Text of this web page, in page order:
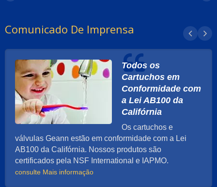
Comunicado De Imprensa
Todos os
Cartuchos em
Conformidade com
a Lei AB100 da
Califórnia
Os cartuchos e
válvulas Geann estão em conformidade com a Lei
AB100 da Califórnia. Nossos produtos são
certificados pela NSF International e IAPMO.
consulte Mais informação